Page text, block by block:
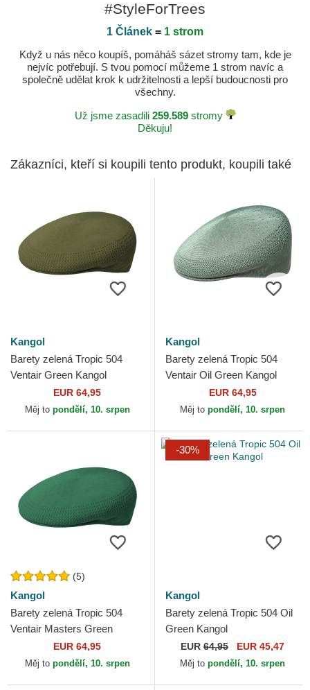
#StyleForTrees
1 Článek = 1 strom
Když u nás něco koupíš, pomáháš sázet stromy tam, kde je
nejvíc potřebují. S tvou pomocí můžeme 1 strom navíc a
společně udělat krok k udržitelnosti a lepší budoucnosti pro
všechny.
Už jsme zasadili 259.589stromy
Děkuju!
Zákazníci, kteří si koupili tento produkt, koupili také
Kangol
Barety zelená Tropic 504
Ventair Green Kangol
EUR 64,95
Měj to pondělí, 10. srpen
Kangol
Barety zelená Tropic 504
Ventair Oil Green Kangol
EUR 64,95
Měj to pondělí, 10. srpen
(5)
Kangol
Barety zelená Tropic 504
Ventair Masters Green
EUR 64,95
Měj to pondělí, 10. srpen
-30%
Kangol
Barety zelená Tropic 504 Oil
Green Kangol
EUR 64,95 EUR 45,47
Měj to pondělí, 10. srpen